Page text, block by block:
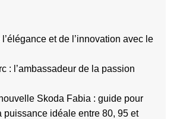
et de l’innovation avec le
: l’ambassadeur de la passion
Skoda Fabia : guide pour
puissance idéale entre 80, 95 et